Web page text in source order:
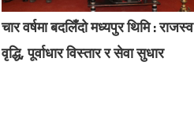
चार वर्षमा बदलिँदो मध्यपुर थिमि : राजस्व
वृद्धि, पूर्वाधार विस्तार र सेवा सुधार